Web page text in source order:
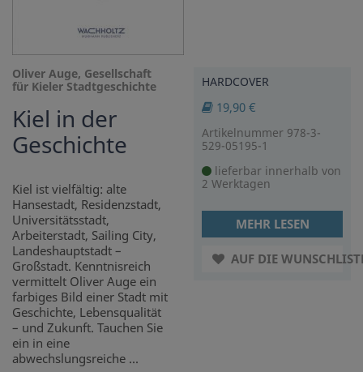
Oliver Auge, Gesellschaft
für Kieler Stadtgeschichte
Kiel in der
Geschichte
Kiel ist vielfältig: alte
Hansestadt, Residenzstadt,
Universitätsstadt,
Arbeiterstadt, Sailing City,
Landeshauptstadt –
Großstadt. Kenntnisreich
vermittelt Oliver Auge ein
farbiges Bild einer Stadt mit
Geschichte, Lebensqualität
– und Zukunft. Tauchen Sie
ein in eine
abwechslungsreiche ...
HARDCOVER
19,90 €
Artikelnummer 978-3-
529-05195-1
lieferbar innerhalb von
2 Werktagen
MEHR LESEN
AUF DIE